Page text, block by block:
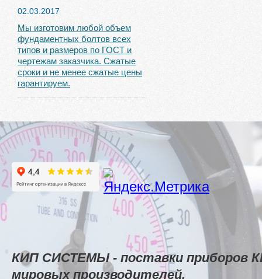
02.03.2017
Мы изготовим любой объем
фундаментных болтов всех
типов и размеров по ГОСТ и
чертежам заказчика. Сжатые
сроки и не менее сжатые цены
гарантируем.
КИП СИСТЕМЫ - поставки приборов
мировых производителей.